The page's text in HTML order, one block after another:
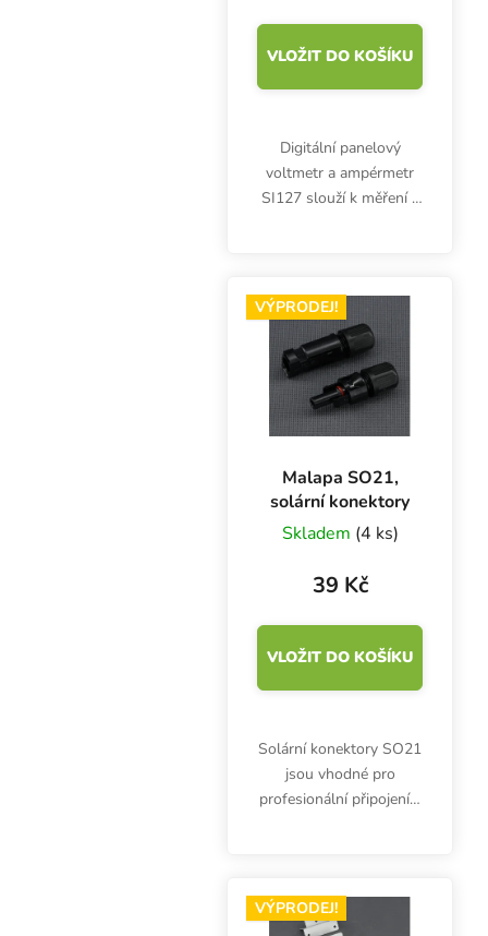
VLOŽIT DO KOŠÍKU
Digitální panelový
voltmetr a ampérmetr
SI127 slouží k měření a
10A. Je vhodný pro
monitorování napětí a
proudu v...
VÝPRODEJ!
Malapa SO21,
solární konektory
Skladem (4 ks)
39 Kč
VLOŽIT DO KOŠÍKU
Solární konektory SO21
jsou vhodné pro
profesionální připojení a
provedení a umožňují
snadnou montáž vodiče
VÝPRODEJ!